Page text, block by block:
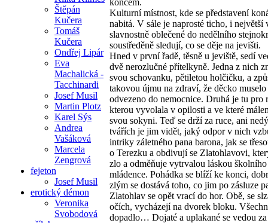
Štěpán
Kučera
Tomáš
Kučera
Ondřej Lipár
Eva
Machalická -
Tacchinardi
Josef Musil
Martin Plotz
Karel Sýs
Andrea
Vašáková
Marcela
Zengrová
fejeton
Josef Musil
erotický démon
Veronika
Svobodová
koncem.
Kulturní místnost, kde se představení
nabitá. V sále je naprosté ticho, i největší
slavnostně oblečené do nedělního
soustředěně sledují, co se děje na jevišti.
Hned v první řadě, těsně u jeviště, sedí
dvě nerozlučné přítelkyně. Jedna z nich
svou schovanku, pětiletou holčičku, a
takovou újmu na zdraví, že děcko
odvezeno do nemocnice. Druhá je tu pro
kterou vyvolala v opilosti a ve které
svou sokyni. Teď se drží za ruce, ani
tvářích je jim vidět, jaký odpor v nich
intriky záletného pana barona, jak se
o Terezku a obdivují se Zlatohlavovi,
zlo a odměňuje vytrvalou láskou školního
mládence. Pohádka se blíží ke konci,
zlým se dostává toho, co jim po zásluze
Zlatohlav se opět vrací do hor. Obě, se
očích, vycházejí na dvorek bloku.
dopadlo… Dojaté a uplakané se vedou za